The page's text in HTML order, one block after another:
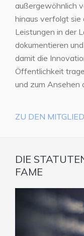
außergewöhnlich
hinaus verfolgt sie
Leistungen in der
dokumentieren
damit die
Öffentlichkeit
und zum Ansehen
ZU DEN
DIE
FAME